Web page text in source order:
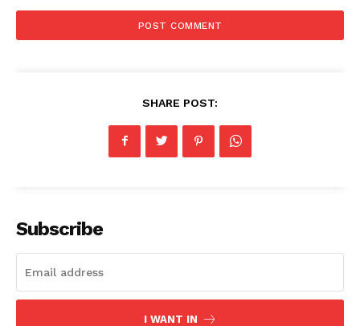
News Week
Magazine PRO
SHARE POST:
Subscribe
I WANT IN